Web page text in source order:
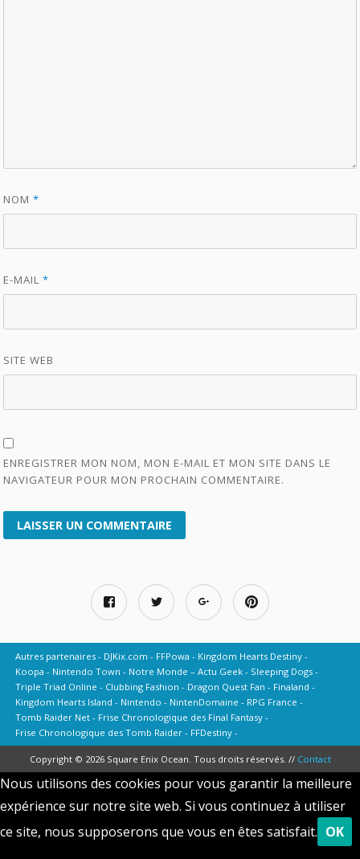
NOM*
E-MAIL*
SITE WEB
ENREGISTRER MON NOM, MON E-MAIL ET MON SITE DANS LE
NAVIGATEUR POUR MON PROCHAIN COMMENTAIRE.
Autres partenaires DJKix.com FFPowa
Kingdom Hearts Destiny
Koopa
Nintendo Town Notre Monde – Actu Geek
Sleeping Dogs
Triple Triad Online
Clubbing Fashion Dragon Quest Fan
Finaland
Kingdom Hearts Island
Nintendo NintenDomaine
RPG France
Tomb Raider Net
Frise Chronologique des Final Fantasy
Frise Chronologique des Tomb Raider
FFDestiny
Copyright © 2026 Square Enix Ocean. Tous droits réservés. // Contact
Nous utilisons des cookies pour vous garantir la meilleure
expérience sur notre site web. Si vous continuez à utiliser
ce site, nous supposerons que vous en êtes satisfait. OK